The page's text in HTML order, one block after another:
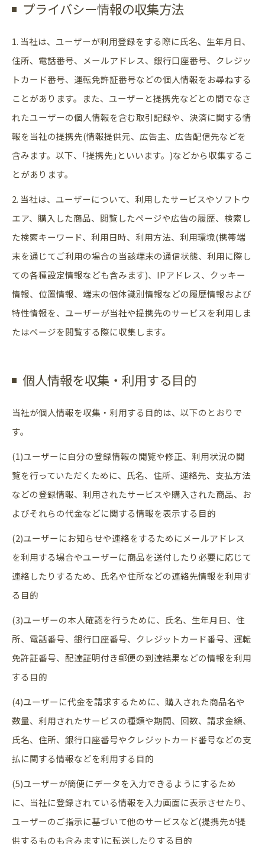
プライバシー情報の収集方法
1. 当社は、ユーザーが利用登録をする際に氏名、生年月日、
住所、電話番号、メールアドレス、銀行口座番号、クレジッ
トカード番号、運転免許証番号などの個人情報をお尋ねする
ことがあります。また、ユーザーと提携先などとの間でなさ
れたユーザーの個人情報を含む取引記録や、決済に関する情
報を当社の提携先(情報提供元、広告主、広告配信先などを
含みます。以下、｢提携先｣といいます。)などから収集するこ
とがあります。
2. 当社は、ユーザーについて、利用したサービスやソフトウ
エア、購入した商品、閲覧したページや広告の履歴、検索し
た検索キーワード、利用日時、利用方法、利用環境(携帯端
末を通じてご利用の場合の当該端末の通信状態、利用に際し
ての各種設定情報なども含みます)、IPアドレス、クッキー
情報、位置情報、端末の個体識別情報などの履歴情報および
特性情報を、ユーザーが当社や提携先のサービスを利用しま
たはページを閲覧する際に収集します。
個人情報を収集・利用する目的
当社が個人情報を収集・利用する目的は、以下のとおりで
す。
(1)ユーザーに自分の登録情報の閲覧や修正、利用状況の閲
覧を行っていただくために、氏名、住所、連絡先、支払方法
などの登録情報、利用されたサービスや購入された商品、お
よびそれらの代金などに関する情報を表示する目的
(2)ユーザーにお知らせや連絡をするためにメールアドレス
を利用する場合やユーザーに商品を送付したり必要に応じて
連絡したりするため、氏名や住所などの連絡先情報を利用す
る目的
(3)ユーザーの本人確認を行うために、氏名、生年月日、住
所、電話番号、銀行口座番号、クレジットカード番号、運転
免許証番号、配達証明付き郵便の到達結果などの情報を利用
する目的
(4)ユーザーに代金を請求するために、購入された商品名や
数量、利用されたサービスの種類や期間、回数、請求金額、
氏名、住所、銀行口座番号やクレジットカード番号などの支
払に関する情報などを利用する目的
(5)ユーザーが簡便にデータを入力できるようにするため
に、当社に登録されている情報を入力画面に表示させたり、
ユーザーのご指示に基づいて他のサービスなど(提携先が提
供するものも含みます)に転送したりする目的